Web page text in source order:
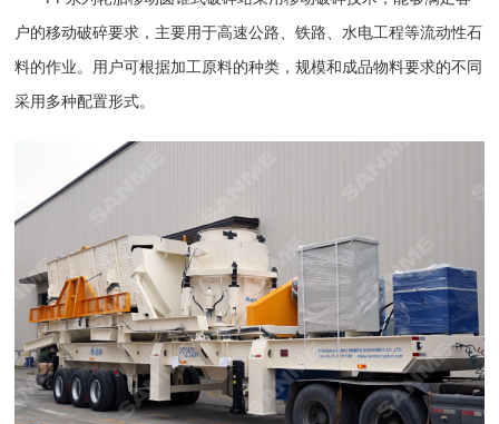
户的移动破碎要求，主要用于高速公路、铁路、水电工程等流动性石
料的作业。用户可根据加工原料的种类，规模和成品物料要求的不同
采用多种配置形式。